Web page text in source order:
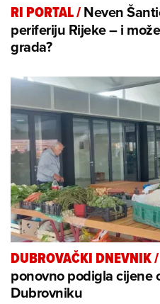
RI PORTAL/Neven
periferiju Rijeke – i
grada?
DUBROVAČKI DNEVNIK/
ponovno podigla cijene
Dubrovniku